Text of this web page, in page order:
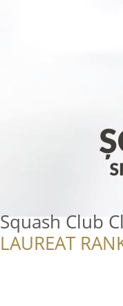
Squash Club
LAUREAT